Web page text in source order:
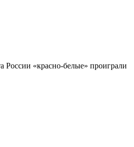
России «красно-белые» проиграли